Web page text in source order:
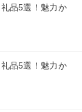
品5選！魅力か
品5選！魅力か